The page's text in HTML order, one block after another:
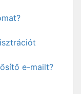
e-mailt?